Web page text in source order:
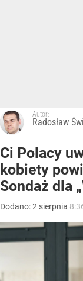
Autor:
Radosław
Ci Polacy
kobiety
Sondaż dla
Dodano:2 sierpnia